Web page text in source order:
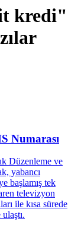
kredi"
Numarası
Düzenleme ve
yabancı
başlamış tek
televizyon
ile kısa sürede